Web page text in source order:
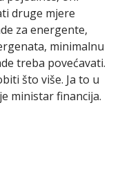
druge mjere
za energente,
minimalnu
treba povećavati.
što više. Ja to u
ministar financija.